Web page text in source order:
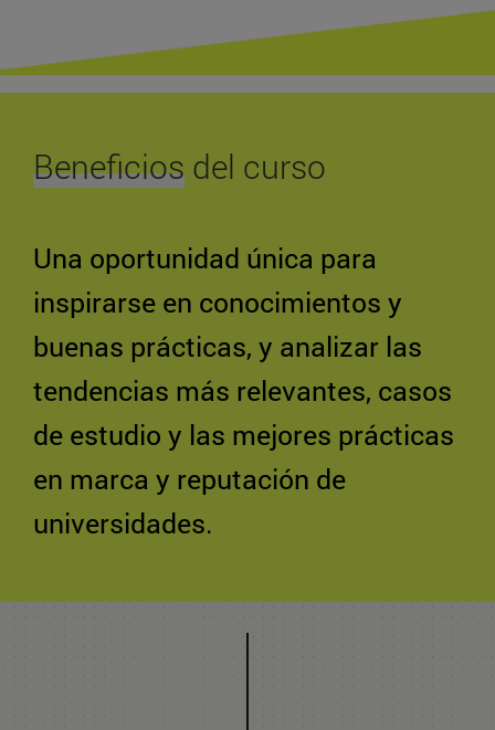
Beneficios del curso
Una oportunidad única para
inspirarse en conocimientos y
buenas prácticas, y analizar las
tendencias más relevantes, casos
de estudio y las mejores prácticas
en marca y reputación de
universidades.